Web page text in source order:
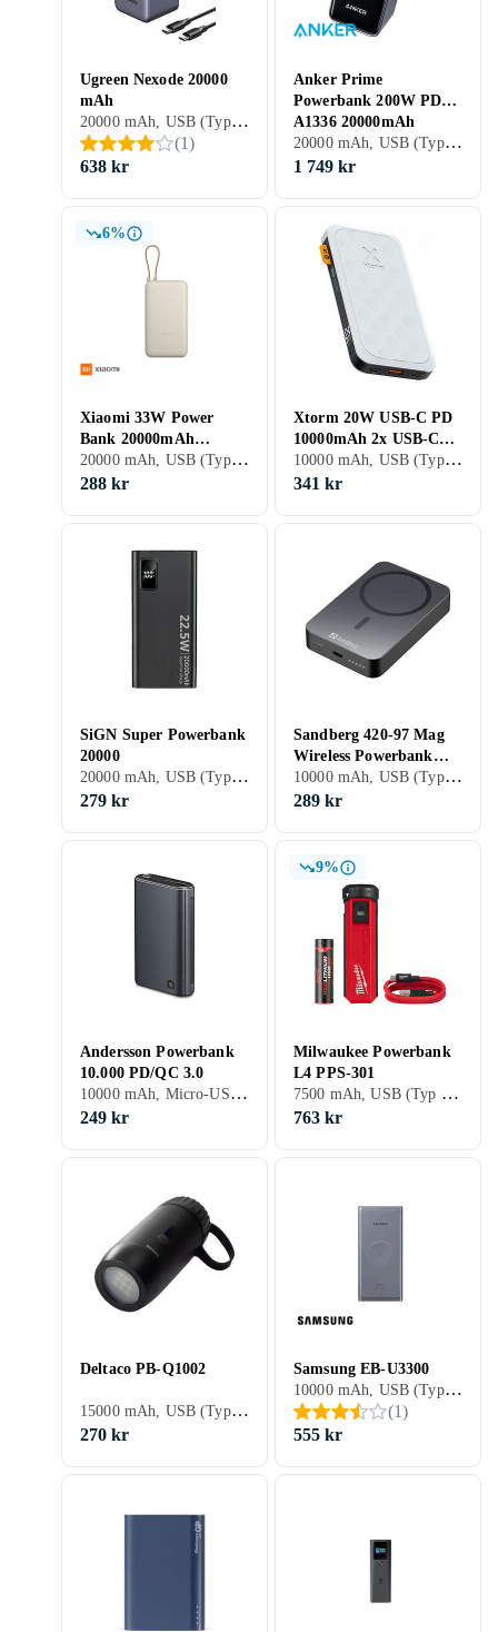
Ugreen Nexode 20000
mAh
20000 mAh, USB (Typ C), USB (Type C), Inbyggd trådlös laddning, Stöd för snabbladdning, Genomgångsladdning, 5 A
(1)
638 kr
Anker Prime
Powerbank 200W PD
A1336 20000mAh
20000 mAh, USB (Typ C), USB (Type A), USB (Type C), Stöd för snabbladdning, Genomgångsladdning, 6 A
1 749 kr
6%
Xiaomi 33W Power
Bank 20000mAh
(Integrated Cable) GL20000 mAh, USB (Typ C), USB (Type A), USB (Type C), Stöd för snabbladdning, Genomgångsladdning, 3 A
288 kr
Xtorm 20W USB-C PD
10000mAh 2x USB-C
QC 3.0 FS5100
10000 mAh, USB (Typ C), USB (Type A), USB (Type C), Stöd för snabbladdning, Genomgångsladdning, 3 A
341 kr
SiGN Super Powerbank
20000
20000 mAh, USB (Typ C), Stöd för snabbladdning, Genomgångsladdning, 3 A
279 kr
Sandberg 420-97 Mag
Wireless Powerbank
10000mAh ALU
10000 mAh, USB (Typ C), USB (Type A), USB (Type C), Inbyggd trådlös laddning, Statusindikator (LED-diod), Stöd för snabbladdning, Genomgångsladdning, Magsafe kompatibel, 2.5 A
289 kr
Andersson Powerbank
10.000 PD/QC 3.0
10000 mAh, Micro-USB, Stöd för snabbladdning, Genomgångsladdning, 3 A
249 kr
9%
Milwaukee Powerbank
L4 PPS-301
7500 mAh, USB (Typ C), Stöd för snabbladdning, Genomgångsladdning, 3 A
763 kr
Deltaco PB-Q1002
15000 mAh, USB (Typ C), USB (Type C), Lampa, Vattentålig, Genomgångsladdning, 3 A
270 kr
Samsung EB-U3300
10000 mAh, USB (Typ C), USB (Type C), Inbyggd trådlös laddning, Stöd för snabbladdning, Genomgångsladdning
(1)
555 kr